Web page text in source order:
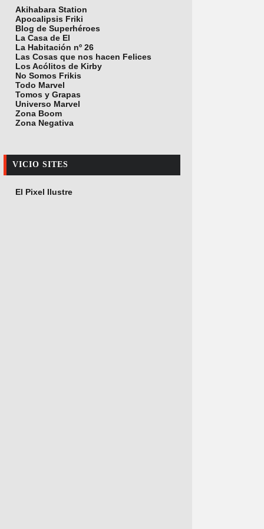
Akihabara Station
Apocalipsis Friki
Blog de Superhéroes
La Casa de El
La Habitación nº 26
Las Cosas que nos hacen Felices
Los Acólitos de Kirby
No Somos Frikis
Todo Marvel
Tomos y Grapas
Universo Marvel
Zona Boom
Zona Negativa
VICIO SITES
El Pixel Ilustre